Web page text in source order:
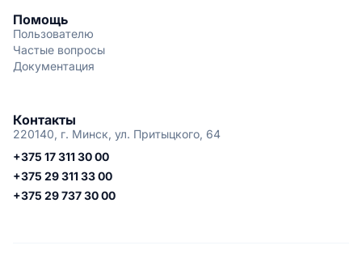
Помощь
Пользователю
Частые вопросы
Документация
Контакты
220140, г. Минск, ул. Притыцкого, 64
+375 17 311 30 00
+375 29 311 33 00
+375 29 737 30 00